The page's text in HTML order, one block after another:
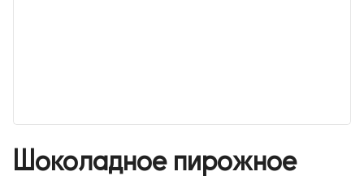
Шоколадное пирожное